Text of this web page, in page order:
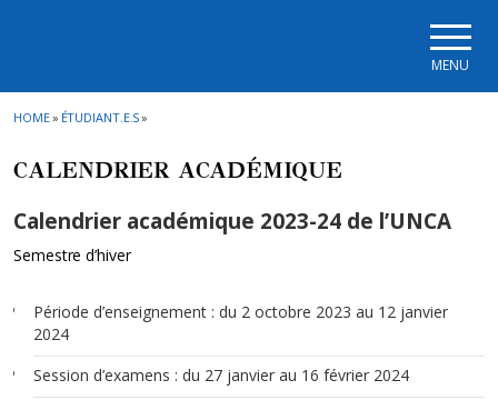
MENU
HOME» ÉTUDIANT.E.S»
CALENDRIER ACADÉMIQUE
Calendrier académique 2023-24 de l’UNCA
Semestre d’hiver
Période d’enseignement : du 2 octobre 2023 au 12 janvier
2024
Session d’examens : du 27 janvier au 16 février 2024